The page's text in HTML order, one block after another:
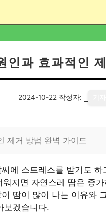
인과 효과적인
2024-10-22 작성자:
제거 방법 완벽 가이드
에 스트레스를 받기도 하
워지면 자연스레 땀은 증
땀이 많이 나는 이유와
보겠습니다.